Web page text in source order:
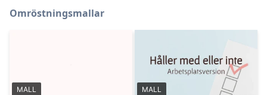
Omröstningsmallar
MALL MALL